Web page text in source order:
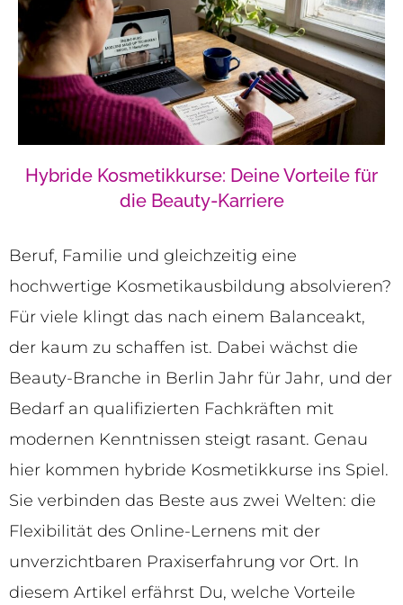
Hybride Kosmetikkurse: Deine Vorteile für
die Beauty-Karriere
Beruf, Familie und gleichzeitig eine
hochwertige Kosmetikausbildung absolvieren?
Für viele klingt das nach einem Balanceakt,
der kaum zu schaffen ist. Dabei wächst die
Beauty-Branche in Berlin Jahr für Jahr, und der
Bedarf an qualifizierten Fachkräften mit
modernen Kenntnissen steigt rasant. Genau
hier kommen hybride Kosmetikkurse ins Spiel.
Sie verbinden das Beste aus zwei Welten: die
Flexibilität des Online-Lernens mit der
unverzichtbaren Praxiserfahrung vor Ort. In
diesem Artikel erfährst Du, welche Vorteile